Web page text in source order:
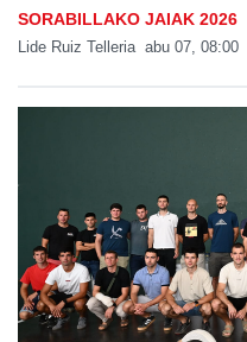
SORABILLAKO JAIAK 2026
Lide Ruiz Telleria abu 07, 08:00